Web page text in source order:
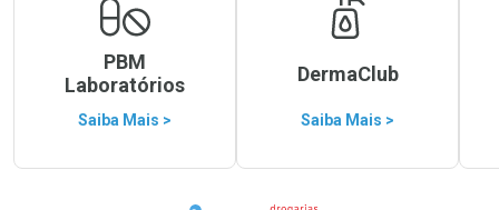
PBM
Laboratórios
Saiba Mais >
DermaClub
Saiba Mais >